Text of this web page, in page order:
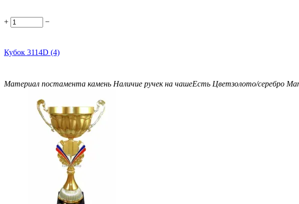
+ −
Кубок 3114D (4)
Материал постамента камень Наличие ручек на чашеЕсть Цветзолото/серебро